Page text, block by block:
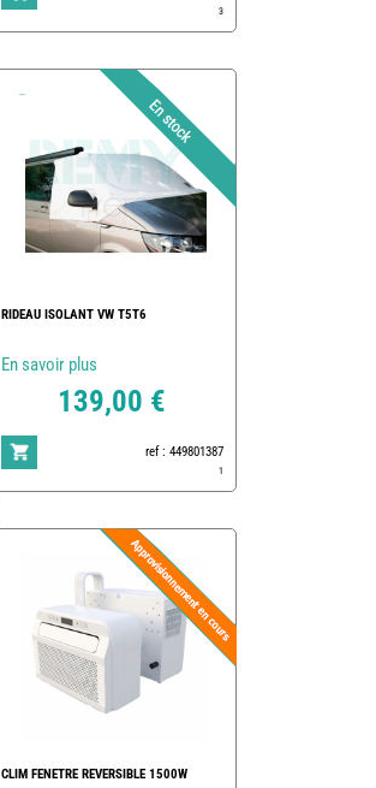
3
RIDEAU ISOLANT VW T5T6
En savoir plus
139,00 €
ref : 449801387
1
CLIM FENETRE REVERSIBLE 1500W